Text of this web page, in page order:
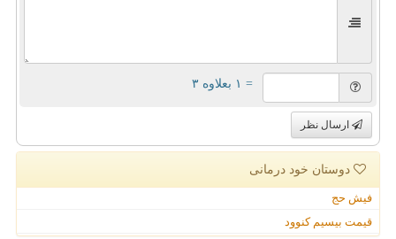
= ۱ بعلاوه ۳
ارسال نظر
دوستان خود درمانی
فیش حج
قیمت بیسیم کنوود